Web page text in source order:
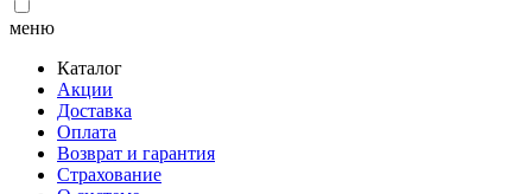
меню
Каталог
Акции
Доставка
Оплата
Возврат и гарантия
Страхование